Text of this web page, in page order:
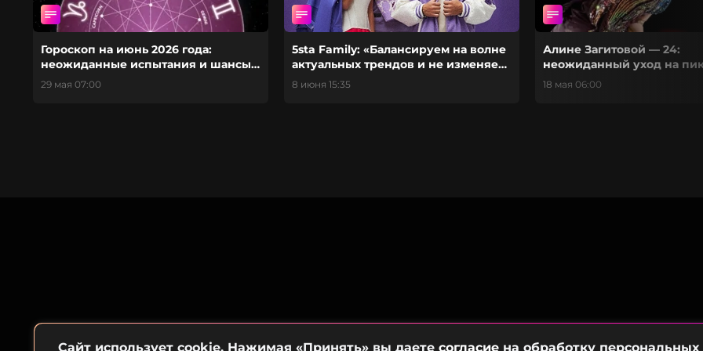
Гороскоп на июнь 2026 года:
неожиданные испытания и шансы,
которые принесет этот месяц
29 мая 07:00
5sta Family: «Балансируем на волне
актуальных трендов и не изменяем
своему стилю»
8 июня 15:35
Алине Загитовой — 24:
неожиданный уход на
и что было дальше
18 мая 06:00
Сайт использует cookie. Нажимая «Принять» вы даете согласиена обработку персональных